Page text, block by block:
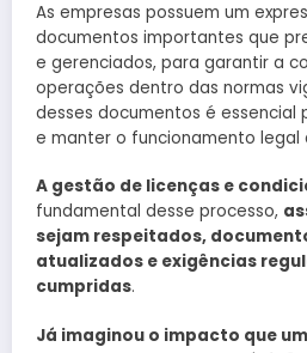
As empresas possuem um
documentos importantes que
e gerenciados, para garantir a
operações dentro das normas
desses documentos é essencial
e manter o funcionamento legal
A gestão de licenças e
fundamental desse processo,
sejam respeitados,
atualizados e exigências
cumpridas.
Já imaginou o impacto que